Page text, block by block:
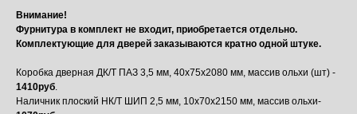
Внимание!
Фурнитура в комплект не входит, приобретается отдельно.
Комплектующие для дверей заказываются кратно одной штуке.
Коробка дверная ДК/Т ПАЗ 3,5 мм, 40х75х2080 мм, массив ольхи (шт) -
1410руб.
Наличник плоский НК/Т ШИП 2,5 мм, 10х70х2150 мм, массив ольхи-